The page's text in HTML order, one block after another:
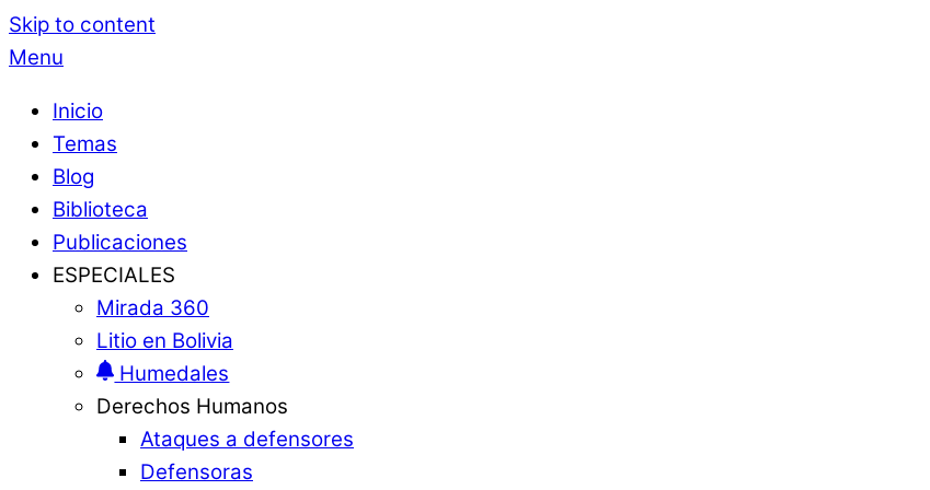
Skip to content
Menu
Inicio
Temas
Blog
Biblioteca
Publicaciones
ESPECIALES
Mirada 360
Litio en Bolivia
Humedales
Derechos Humanos
Ataques a defensores
Defensoras